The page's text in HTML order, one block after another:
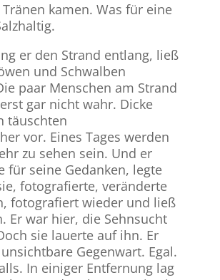
kamen. Was für eine
er den Strand entlang, ließ
und Schwalben
paar Menschen am Strand
gar nicht wahr. Dicke
täuschten
vor. Eines Tages werden
zu sehen sein. Und er
für seine Gedanken, legte
fotografierte, veränderte
fotografiert wieder und ließ
Er war hier, die Sehnsucht
sie lauerte auf ihn. Er
Gegenwart. Egal.
In einiger Entfernung lag